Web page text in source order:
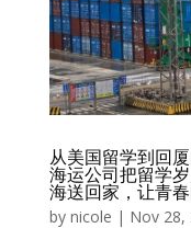
从美国留学到回
海运公司把留学
海送回家，让青
by nicole | Nov 28,